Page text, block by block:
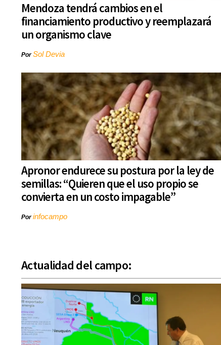
Mendoza tendrá cambios en el
financiamiento productivo y reemplazará
un organismo clave
PorSol Devia
Apronor endurece su postura por la ley de
semillas: “Quieren que el uso propio se
convierta en un costo impagable”
Porinfocampo
Actualidad del campo: